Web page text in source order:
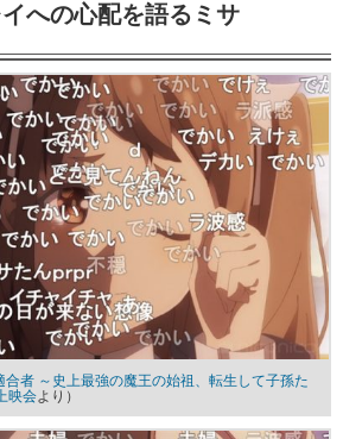
への心配を語るミサ
合者 ～史上最強の魔王の始祖、転生して子孫た
映会より）